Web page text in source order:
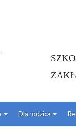
Dla rodzica